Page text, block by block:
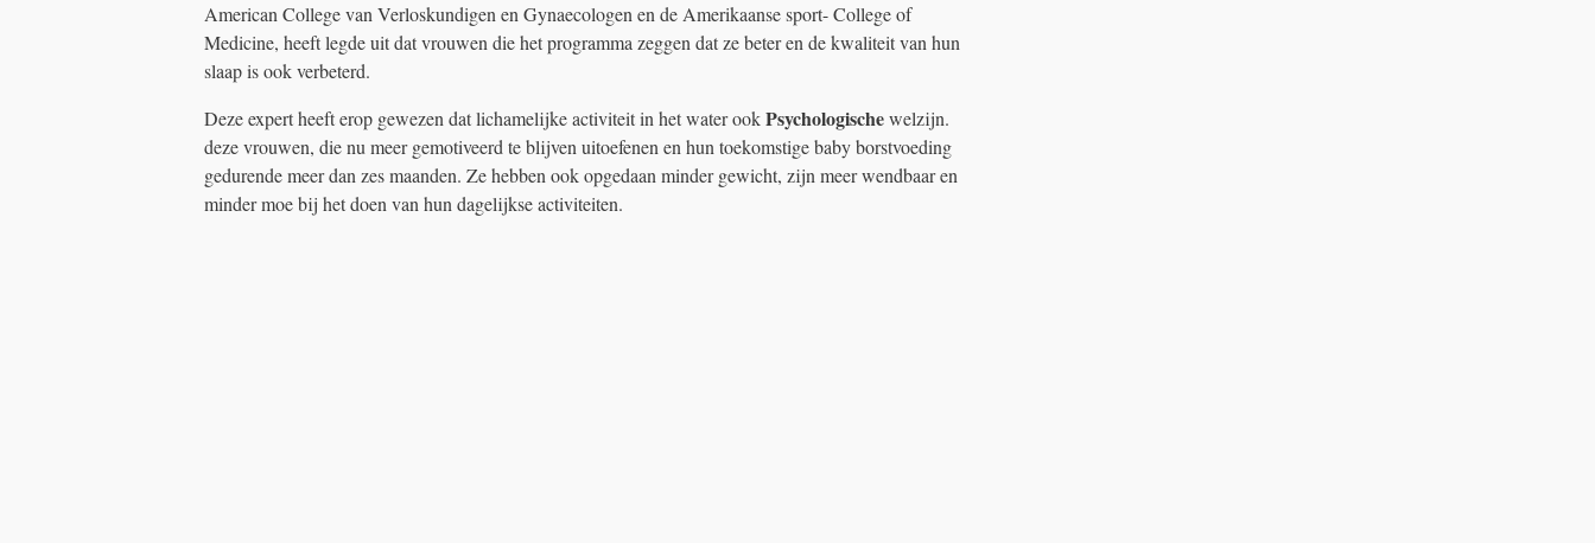
American College van Verloskundigen en Gynaecologen en de Amerikaanse sport- College of
Medicine, heeft legde uit dat vrouwen die het programma zeggen dat ze beter en de kwaliteit van hun
slaap is ook verbeterd.
Deze expert heeft erop gewezen dat lichamelijke activiteit in het water ookPsychologischewelzijn.
deze vrouwen, die nu meer gemotiveerd te blijven uitoefenen en hun toekomstige baby borstvoeding
gedurende meer dan zes maanden. Ze hebben ook opgedaan minder gewicht, zijn meer wendbaar en
minder moe bij het doen van hun dagelijkse activiteiten.